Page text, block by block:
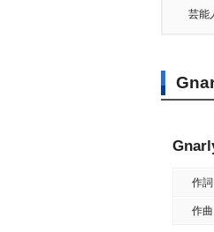
芸能
作詞
作曲